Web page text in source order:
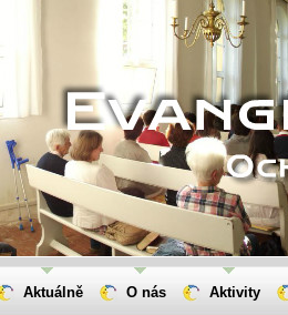
Aktuálně O nás Aktivity